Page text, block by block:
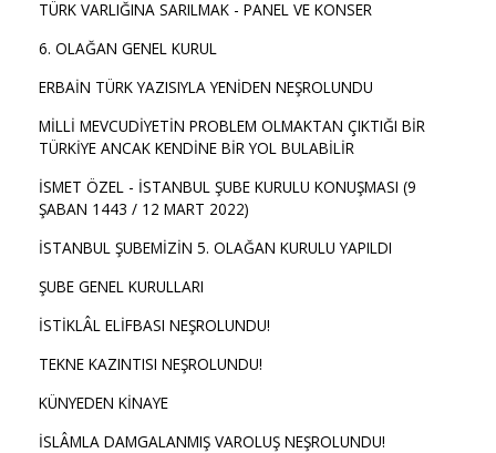
TÜRK VARLIĞINA SARILMAK - PANEL VE KONSER
6. OLAĞAN GENEL KURUL
ERBAİN TÜRK YAZISIYLA YENİDEN NEŞROLUNDU
MİLLİ MEVCUDİYETİN PROBLEM OLMAKTAN ÇIKTIĞI BİR
TÜRKİYE ANCAK KENDİNE BİR YOL BULABİLİR
İSMET ÖZEL - İSTANBUL ŞUBE KURULU KONUŞMASI (9
ŞABAN 1443 / 12 MART 2022)
İSTANBUL ŞUBEMİZİN 5. OLAĞAN KURULU YAPILDI
ŞUBE GENEL KURULLARI
İSTİKLÂL ELİFBASI NEŞROLUNDU!
TEKNE KAZINTISI NEŞROLUNDU!
KÜNYEDEN KİNAYE
İSLÂMLA DAMGALANMIŞ VAROLUŞ NEŞROLUNDU!